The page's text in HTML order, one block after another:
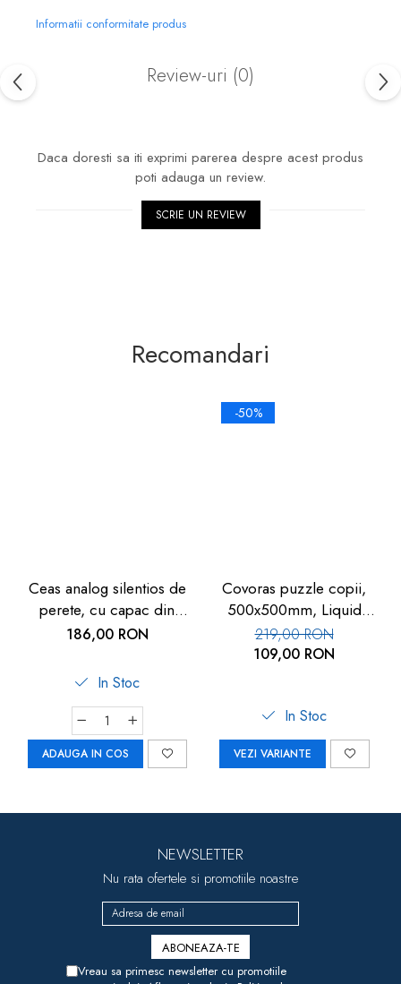
Informatii conformitate produs
Review-uri (0)
Daca doresti sa iti exprimi parerea despre acest produs
poti adauga un review.
SCRIE UN REVIEW
Recomandari
Ceas analog silentios de
perete, cu capac din
sticla, cifre mari, alb, TFA
186,00 RON
In Stoc
ADAUGA IN COS
-50%
Covoras puzzle copii,
500x500mm, Liquid
Floor
219,00 RON
109,00 RON
In Stoc
VEZI VARIANTE
NEWSLETTER
Nu rata ofertele si promotiile noastre
Vreau sa primesc newsletter cu promotiile